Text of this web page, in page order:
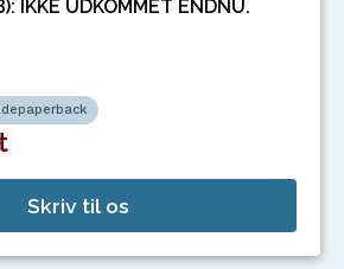
IKKE UDKOMMET ENDNU.
Skriv til os